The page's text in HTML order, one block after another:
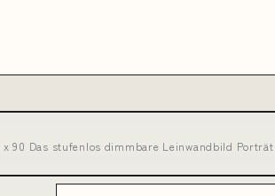
90 Das stufenlos dimmbare Leinwandbild Porträt